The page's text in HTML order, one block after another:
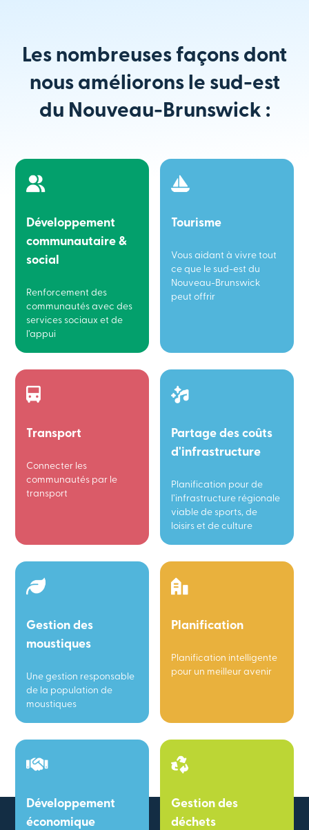
Les nombreuses façons dont
nous améliorons le sud-est
du Nouveau-Brunswick :
Développement
communautaire &
social
Renforcement des
communautés avec des
services sociaux et de
l’appui
Tourisme
Vous aidant à vivre tout
ce que le sud-est du
Nouveau-Brunswick
peut offrir
Transport
Connecter les
communautés par le
transport
Partage des coûts
d'infrastructure
Planification pour de
l’infrastructure régionale
viable de sports, de
loisirs et de culture
Gestion des
moustiques
Une gestion responsable
de la population de
moustiques
Planification
Planification intelligente
pour un meilleur avenir
Développement
économique
Gestion des
déchets